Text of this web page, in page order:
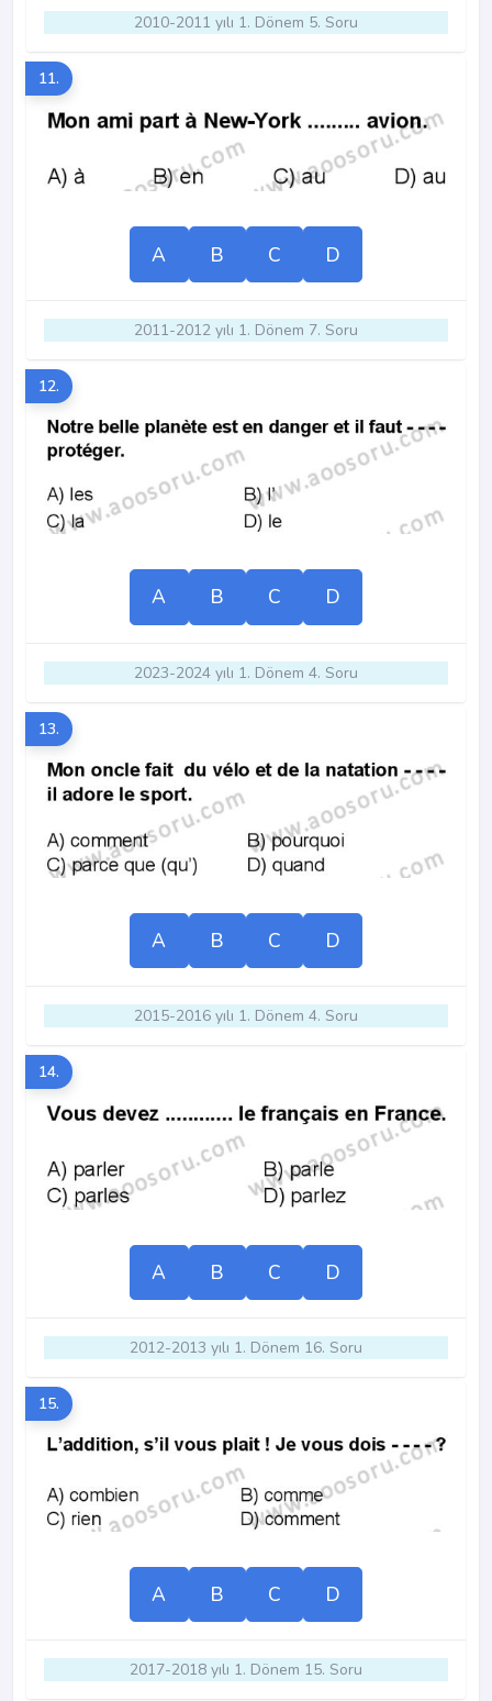
2010-2011 yılı 1. Dönem 5. Soru
11.
A B C D
2011-2012 yılı 1. Dönem 7. Soru
12.
A B C D
2023-2024 yılı 1. Dönem 4. Soru
13.
A B C D
2015-2016 yılı 1. Dönem 4. Soru
14.
A B C D
2012-2013 yılı 1. Dönem 16. Soru
15.
A B C D
2017-2018 yılı 1. Dönem 15. Soru